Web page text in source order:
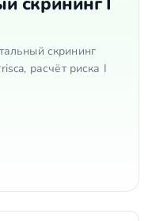
скрининг
расчёт риска I